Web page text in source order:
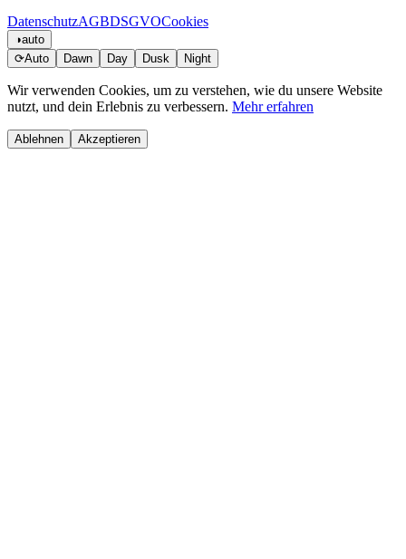
DatenschutzAGBDSGVOCookies
◑auto
⟳Auto Dawn Day Dusk Night
Wir verwenden Cookies, um zu verstehen, wie du unsere Website
nutzt, und dein Erlebnis zu verbessern. Mehr erfahren
Ablehnen Akzeptieren